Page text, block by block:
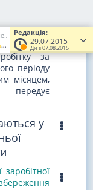
Редакція:
29.07.2015
Діє з 07.08.2015
Про затвердження Порядку обчислення середньої заробітної плати оплатою
за
періоду
місяцем,
у